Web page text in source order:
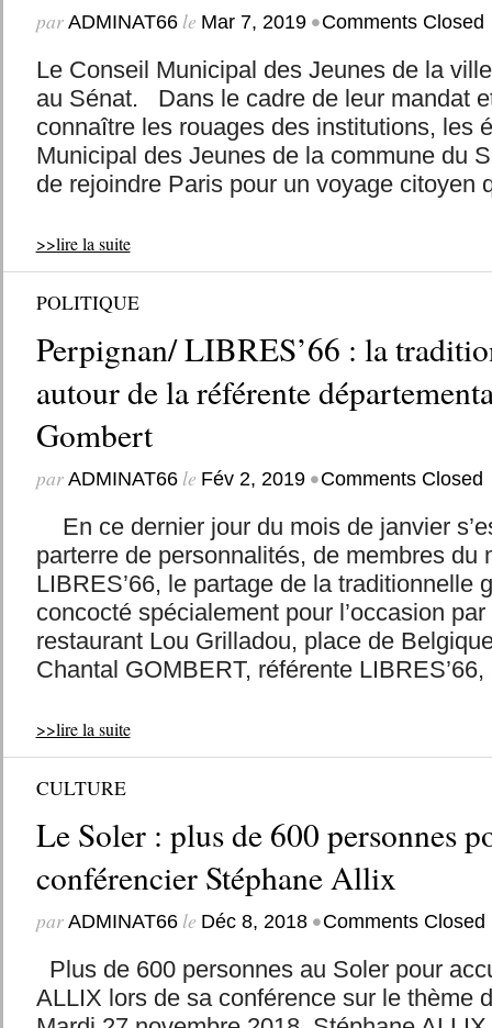
par ADMINAT66le Mar 7, 2019 •Comments Closed
Le Conseil Municipal des Jeunes de la
au Sénat. Dans le cadre de leur mandat
connaître les rouages des institutions, les
Municipal des Jeunes de la commune du
de rejoindre Paris pour un voyage citoyen
>>lire la suite
POLITIQUE
Perpignan/ LIBRES’66 : la
autour de la référente
Gombert
par ADMINAT66le Fév 2, 2019 •Comments Closed
En ce dernier jour du mois de janvier
parterre de personnalités, de membres du
LIBRES’66, le partage de la traditionnelle
concocté spécialement pour l’occasion
restaurant Lou Grilladou, place de
Chantal GOMBERT, référente
>>lire la suite
CULTURE
Le Soler : plus de 600 personnes
conférencier Stéphane Allix
par ADMINAT66le Déc 8, 2018 •Comments Closed
Plus de 600 personnes au Soler pour
ALLIX lors de sa conférence sur le thème